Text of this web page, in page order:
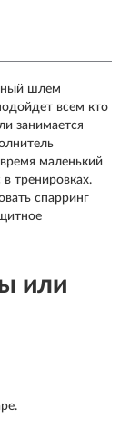
шлем
всем кто
занимается
маленький
тренировках.
спарринг
или